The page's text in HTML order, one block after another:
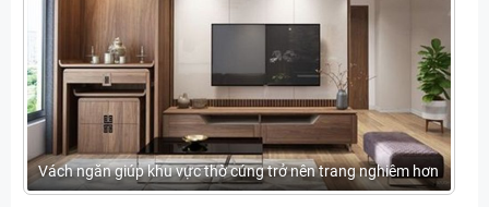
Vách ngăn giúp khu vực thờ cúng trở nên trang nghiêm hơn